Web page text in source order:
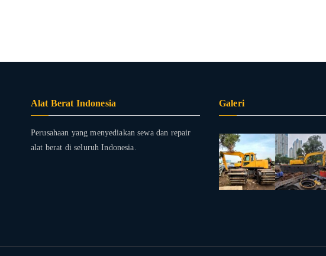
Alat Berat Indonesia
Perusahaan yang menyediakan sewa dan repair
alat berat di seluruh Indonesia.
Galeri